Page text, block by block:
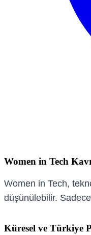
Women in Tech
Women in Tech,
düşünülebilir.
Küresel ve Türkiye